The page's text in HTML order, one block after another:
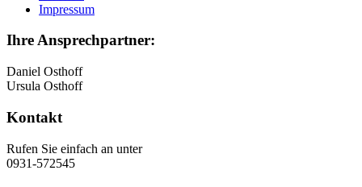
Impressum
Ihre Ansprechpartner:
Daniel Osthoff
Ursula Osthoff
Kontakt
Rufen Sie einfach an unter
0931-572545